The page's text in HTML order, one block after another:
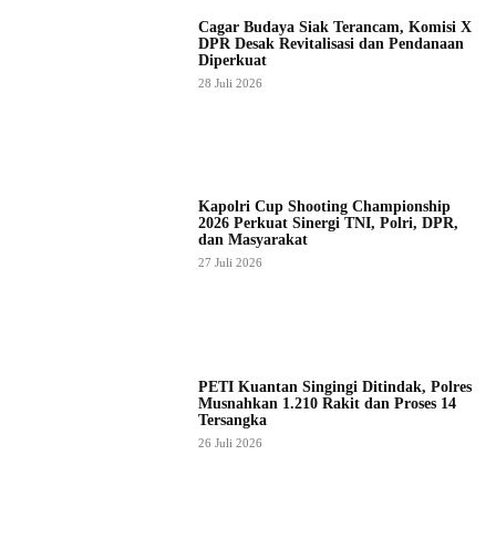
Cagar Budaya Siak Terancam, Komisi X
DPR Desak Revitalisasi dan Pendanaan
Diperkuat
28 Juli 2026
Kapolri Cup Shooting Championship
2026 Perkuat Sinergi TNI, Polri, DPR,
dan Masyarakat
27 Juli 2026
PETI Kuantan Singingi Ditindak, Polres
Musnahkan 1.210 Rakit dan Proses 14
Tersangka
26 Juli 2026